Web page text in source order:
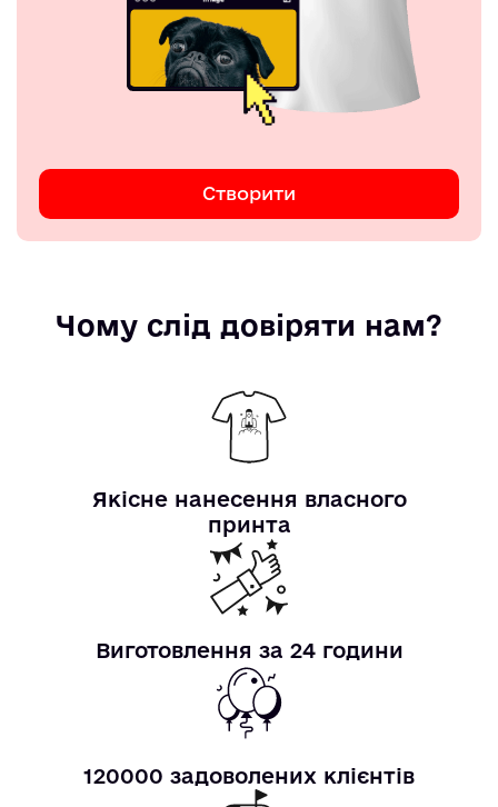
Створити
Чому слід довіряти нам?
Якісне нанесення власного
принта
Виготовлення за 24 години
120000 задоволених клієнтів